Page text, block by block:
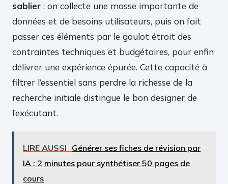
sablier : on collecte une masse importante de
données et de besoins utilisateurs, puis on fait
passer ces éléments par le goulot étroit des
contraintes techniques et budgétaires, pour enfin
délivrer une expérience épurée. Cette capacité à
filtrer l’essentiel sans perdre la richesse de la
recherche initiale distingue le bon designer de
l’exécutant.
LIRE AUSSI Générer ses fiches de révision par
IA : 2 minutes pour synthétiser 50 pages de
cours